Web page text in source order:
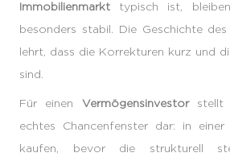
Immobilienmarkt typisch ist,
besonders stabil. Die Geschichte
lehrt, dass die Korrekturen kurz und
sind.
Für einen Vermögensinvestorstellt
echtes Chancenfenster dar: in einer
kaufen, bevor die strukturell